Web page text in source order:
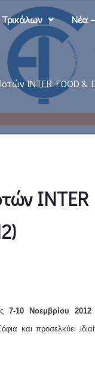
Τρικάλων Νέα
INTER FOOD &
INTER
7-10 Νοεμβρίου 2012
και προσελκύει